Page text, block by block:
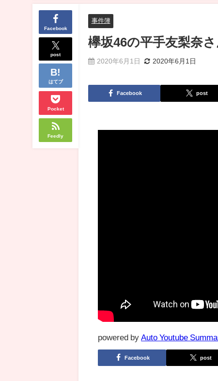
Facebook
post
はてブ
Pocket
Feedly
事件簿
欅坂46の平手友梨奈
2020年6月1日 2020年6月1日
Facebook post
powered by Auto Youtube
Facebook post